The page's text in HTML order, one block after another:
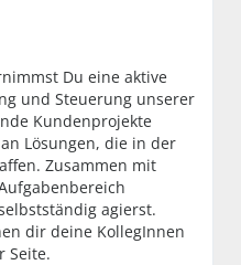
Du eine aktive
und Steuerung unserer
Kundenprojekte
Lösungen, die in der
Zusammen mit
agierst.
dir deine KollegInnen
Seite.